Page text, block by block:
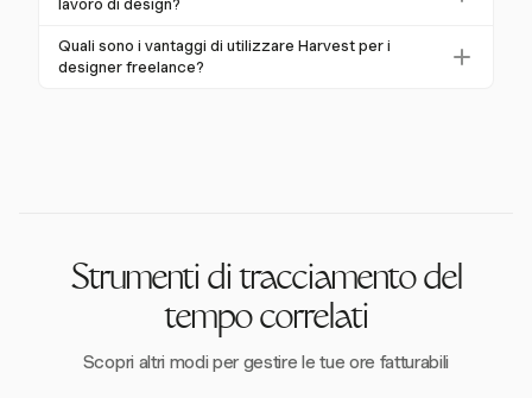
eliminando i silos di dati.
il burnout e ottimizzare l'allocazione delle risorse nelle
agenzie di design.
lavoro di design?
Harvest aiuta i team di design a impostare budget di
progetto e invia avvisi quando ci si avvicina ai limiti,
Quali sono i vantaggi di utilizzare Harvest per i
designer freelance?
Strumenti di tracciamento del
tempo correlati
Scopri altri modi per gestire le tue ore fatturabili